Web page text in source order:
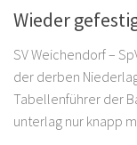
Wieder
SV Weichendorf –
der derben
Tabellenführer der
unterlag nur knapp